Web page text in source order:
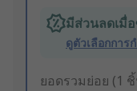
มีส่วนลดเมื่
ดูตัวเลือกกา
ยอดรวมย่อย (1